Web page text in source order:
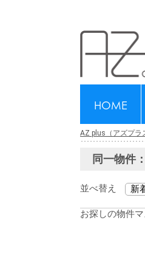
HOME
AZ plus（アズプラ
同一物件
並べ替え
お探しの物件